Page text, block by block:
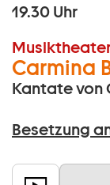
19.30 Uhr
Carmina
Kantate von
Besetzung